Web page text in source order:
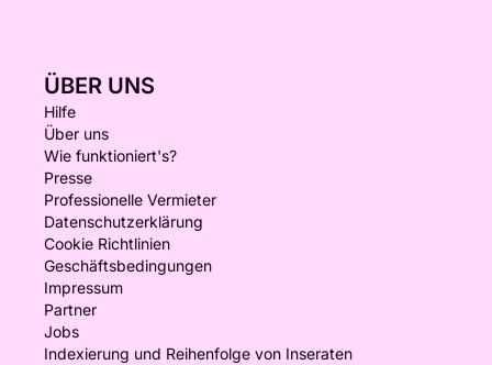
ÜBER UNS
Hilfe
Über uns
Wie funktioniert's?
Presse
Professionelle Vermieter
Datenschutzerklärung
Cookie Richtlinien
Geschäftsbedingungen
Impressum
Partner
Jobs
Indexierung und Reihenfolge von Inseraten